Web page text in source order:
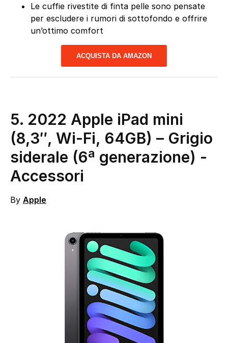
Le cuffie rivestite di finta pelle sono pensate
per escludere i rumori di sottofondo e offrire
un’ottimo comfort
ACQUISTA DA AMAZON
5. 2022 Apple iPad mini
(8,3″, Wi-Fi, 64GB) – Grigio
siderale (6ª generazione) -
Accessori
By Apple